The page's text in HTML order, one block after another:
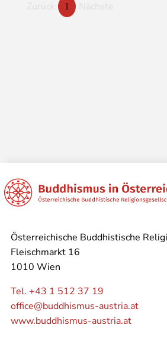
1
Österreichische Buddhistische
Fleischmarkt 16
1010 Wien
Tel. +43 1 512 37 19
office@buddhismus-austria.at
www.buddhismus-austria.at